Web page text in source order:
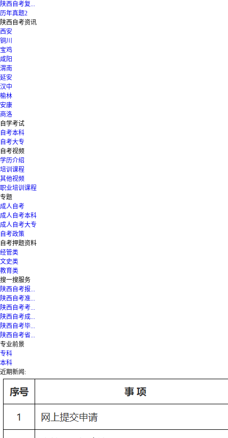
陕西自考复...
历年真题2
陕西自考资讯
西安
铜川
宝鸡
咸阳
渭南
延安
汉中
榆林
安康
商洛
自学考试
自考本科
自考大专
自考视频
学历介绍
培训课程
其他视频
职业培训课程
专题
成人自考
成人自考本科
成人自考大专
自考政策
自考押题资料
经管类
文史类
教育类
搜一搜服务
陕西自考报...
陕西自考准...
陕西自考考...
陕西自考成...
陕西自考毕...
陕西自考省...
专业前景
专科
本科
近期新闻: